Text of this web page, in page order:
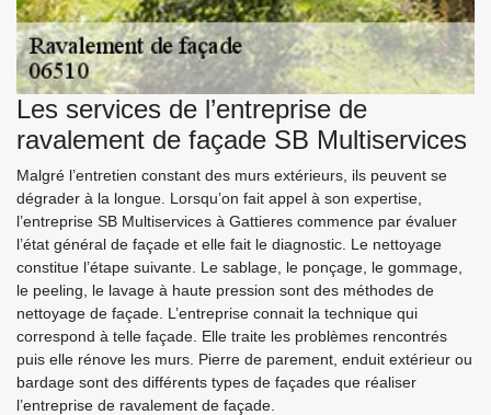
Les services de l’entreprise de
ravalement de façade SB Multiservices
Malgré l’entretien constant des murs extérieurs, ils peuvent se
dégrader à la longue. Lorsqu’on fait appel à son expertise,
l’entreprise SB Multiservices à Gattieres commence par évaluer
l’état général de façade et elle fait le diagnostic. Le nettoyage
constitue l’étape suivante. Le sablage, le ponçage, le gommage,
le peeling, le lavage à haute pression sont des méthodes de
nettoyage de façade. L’entreprise connait la technique qui
correspond à telle façade. Elle traite les problèmes rencontrés
puis elle rénove les murs. Pierre de parement, enduit extérieur ou
bardage sont des différents types de façades que réaliser
l’entreprise de ravalement de façade.